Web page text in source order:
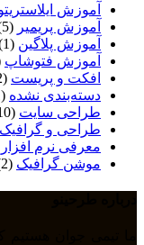
آموزش
آموزش پریمیر (5)
آموزش پلاگین (1)
آموزش فتوشاپ
افکت و پریست (2)
دسته‌بندی نشده (1)
طراحی سایت (10)
طراحی و گرافیک
معرفی نرم افزار
موشن گرافیک (2)